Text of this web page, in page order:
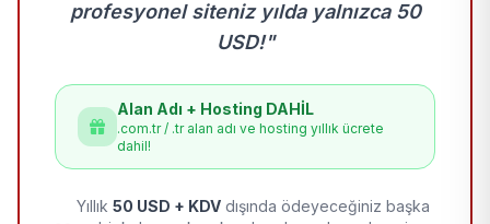
profesyonel siteniz yılda yalnızca 50
USD!"
Alan Adı + Hosting DAHİL
.com.tr / .tr alan adı ve hosting yıllık ücrete
dahil!
Yıllık 50 USD + KDV dışında ödeyeceğiniz başka